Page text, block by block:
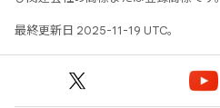
最終更新日 2025-11-19 UTC。